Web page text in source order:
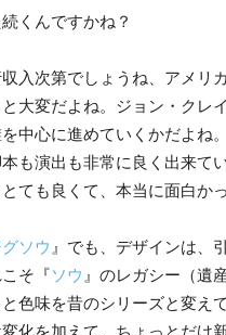
続くんですかね？
収入次第でしょうね、アメリ
大変だよね。ジョン・クレ
中心に進めていくかだよね
本も演出も非常に良く出来て
ても良くて、本当に面白か
グソウ 』でも、デザインは、
そ『ソウ 』のレガシー（遺
と色味を昔のシリーズと変え
化を加えて、ちょっとだけ